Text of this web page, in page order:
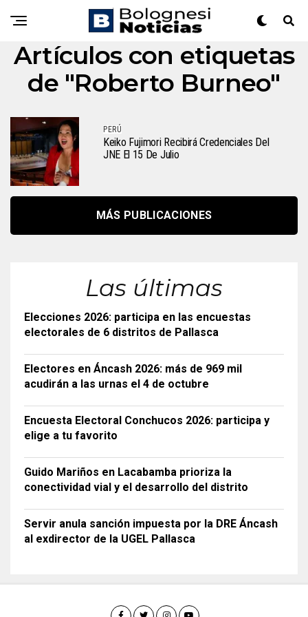
Artículos con etiquetas
de "Roberto Burneo"
PERÚ
Keiko Fujimori Recibirá Credenciales Del
JNE El 15 De Julio
MÁS PUBLICACIONES
Las últimas
Elecciones 2026: participa en las encuestas
electorales de 6 distritos de Pallasca
Electores en Áncash 2026: más de 969 mil
acudirán a las urnas el 4 de octubre
Encuesta Electoral Conchucos 2026: participa y
elige a tu favorito
Guido Mariños en Lacabamba prioriza la
conectividad vial y el desarrollo del distrito
Servir anula sanción impuesta por la DRE Áncash
al exdirector de la UGEL Pallasca